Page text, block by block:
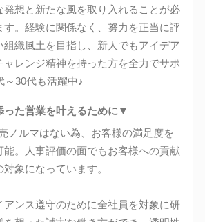
発想と新たな風を取り入れることが必
す。経験に関係なく、努力を正当に評
組織風土を目指し、新人でもアイデア
ャレンジ精神を持った方を全力でサポ
～30代も活躍中♪
た営業を叶えるために▼
ノルマはない為、お客様の満足度を
能。人事評価の面でもお客様への貢献
象になっています。
アンス遵守のために全社員を対象に研